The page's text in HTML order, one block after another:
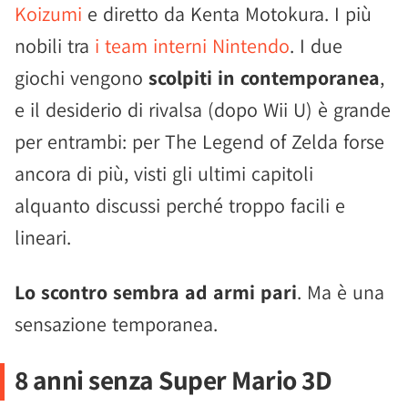
Koizumi e diretto da Kenta Motokura. I più
nobili tra i team interni Nintendo. I due
giochi vengono scolpiti in contemporanea,
e il desiderio di rivalsa (dopo Wii U) è grande
per entrambi: per The Legend of Zelda forse
ancora di più, visti gli ultimi capitoli
alquanto discussi perché troppo facili e
lineari.
Lo scontro sembra ad armi pari. Ma è una
sensazione temporanea.
8 anni senza Super Mario 3D